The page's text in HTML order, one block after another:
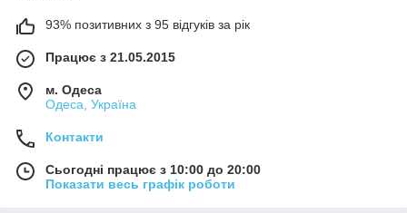
93% позитивних з 95 відгуків за рік
Працює з 21.05.2015
м. Одеса
Одеса, Україна
Контакти
Сьогодні працює з 10:00 до 20:00
Показати весь графік роботи